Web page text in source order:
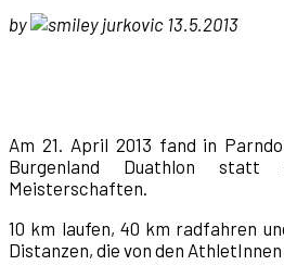
by
jurkovic 13.5.2013
Am 21. April 2013 fand in
Burgenland Duathlon statt
Meisterschaften.
10 km laufen, 40 km radfahren
Distanzen, die von den